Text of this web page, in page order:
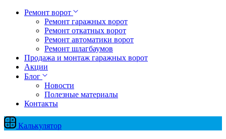
Ремонт ворот
Ремонт гаражных ворот
Ремонт откатных ворот
Ремонт автоматики ворот
Ремонт шлагбаумов
Продажа и монтаж гаражных ворот
Акции
Блог
Новости
Полезные материалы
Контакты
Калькулятор